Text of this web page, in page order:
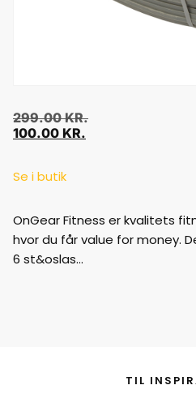
299.00KR.
100.00 KR.
Se i butik
OnGear Fitness er kvalitets
hvor du får value for money.
6 st&oslas…
TIL